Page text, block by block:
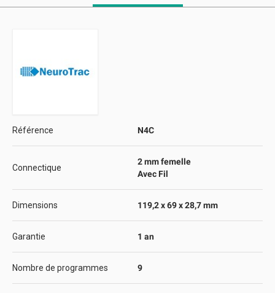
Référence N4C
Connectique
2 mm femelle
Avec Fil
Dimensions 119,2 x 69 x 28,7 mm
Garantie 1 an
Nombre de programmes 9